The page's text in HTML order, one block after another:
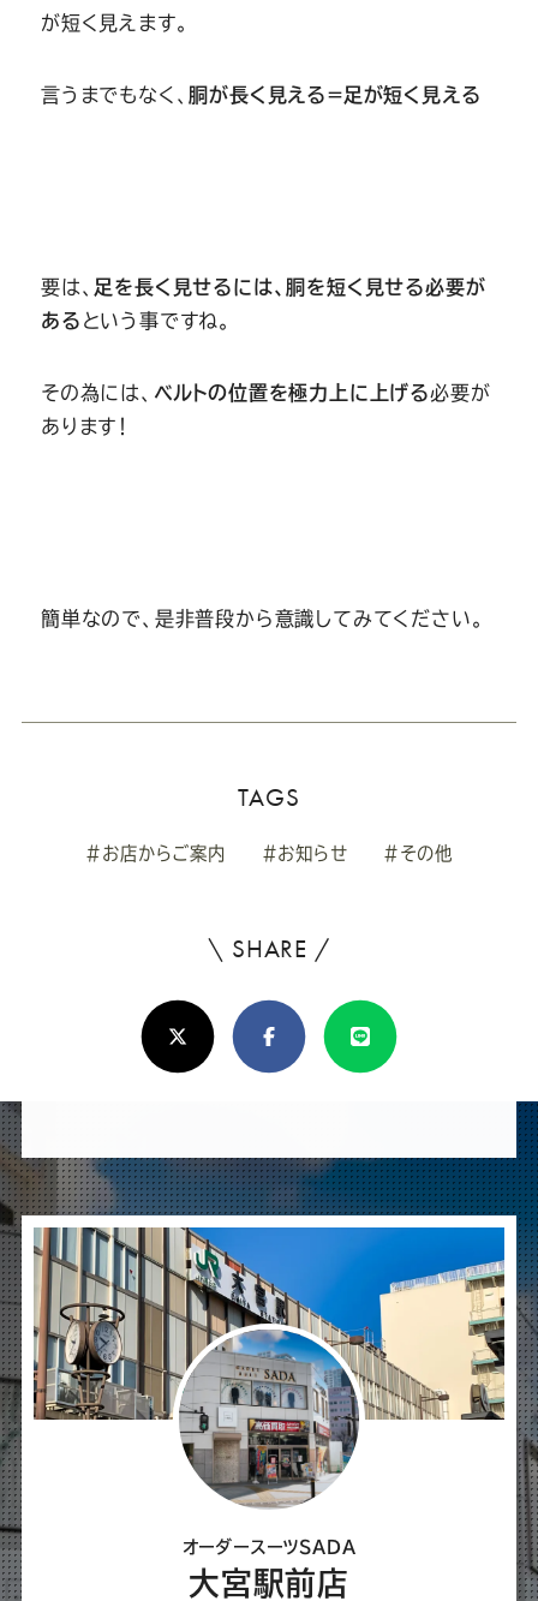
が短く見えます。
言うまでもなく、 胴が長く見える＝足が短く見える
要は、 足を長く見せるには、胴を短く見せる必要が
ある という事ですね。
その為には、 ベルトの位置を極力上に上げる必要が
あります！
簡単なので、是非普段から意識してみてください。
TAGS
#お店からご案内 #お知らせ #その他
\ SHARE /
ろ
し
け
ば
シ
ェ
し
て
く
だ
い
X(Twitter)FacebookLine
オーダースーツSADA
大宮駅前店